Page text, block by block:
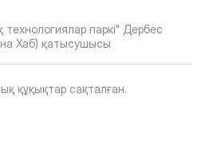
паркі" Дербес
Хаб) қатысушысы
құқықтар сақталған.